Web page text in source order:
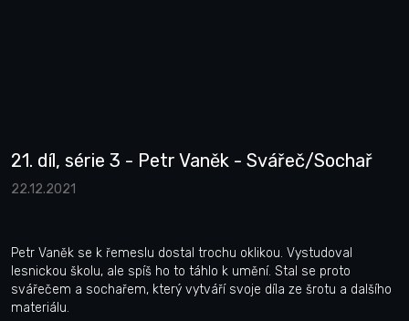
21. díl, série 3 - Petr Vaněk - Svářeč/Sochař
22.12.2021
Petr Vaněk se k řemeslu dostal trochu oklikou. Vystudoval
lesnickou školu, ale spíš ho to táhlo k umění. Stal se proto
svářečem a sochařem, který vytváří svoje díla ze šrotu a dalšího
materiálu.